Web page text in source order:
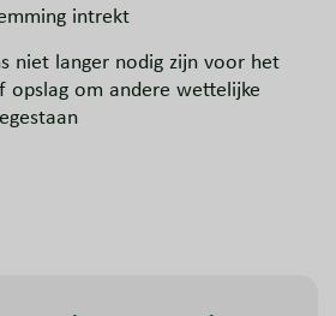
intrekt
niet langer nodig zijn voor het
opslag om andere wettelijke